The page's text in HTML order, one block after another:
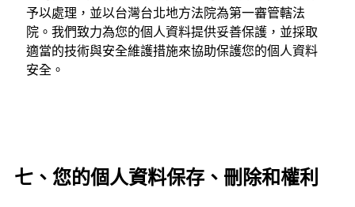
予以處理，並以台灣台北地方法院為第一審管轄法
院。我們致力為您的個人資料提供妥善保護，並採取
適當的技術與安全維護措施來協助保護您的個人資料
安全。
七、您的個人資料保存、刪除和權利